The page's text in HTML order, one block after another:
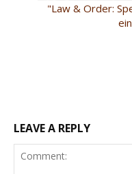
"Law & Order:
LEAVE A REPLY